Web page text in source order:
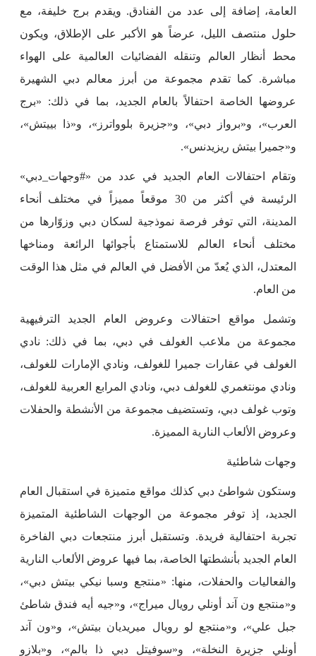
العامة، إضافة إلى عدد من الفنادق. ويقدم برج خليفة، مع
حلول منتصف الليل، عرضاً هو الأكبر على الإطلاق، ويكون
محط أنظار العالم وتنقله الفضائيات العالمية على الهواء
مباشرة. كما تقدم مجموعة من أبرز معالم دبي الشهيرة
عروضها الخاصة احتفالاً بالعام الجديد، بما في ذلك: «برج
العرب»، و«برواز دبي»، و«جزيرة بلوواترز»، و«ذا بييتش»،
و«جميرا بيتش ريزيدنس».
وتقام احتفالات العام الجديد في عدد من «#وجهات_دبي»
الرئيسة في أكثر من 30 موقعاً مميزاً في مختلف أنحاء
المدينة، التي توفر فرصة نموذجية لسكان دبي وزوّارها من
مختلف أنحاء العالم للاستمتاع بأجوائها الرائعة ومناخها
المعتدل، الذي يُعدّ من الأفضل في العالم في مثل هذا الوقت
من العام.
وتشمل مواقع احتفالات وعروض العام الجديد الترفيهية
مجموعة من ملاعب الغولف في دبي، بما في ذلك: نادي
الغولف في عقارات جميرا للغولف، ونادي الإمارات للغولف،
ونادي مونتغمري للغولف دبي، ونادي المرابع العربية للغولف،
وتوب غولف دبي، وتستضيف مجموعة من الأنشطة والحفلات
وعروض الألعاب النارية المميزة.
وجهات شاطئية
وستكون شواطئ دبي كذلك مواقع متميزة في استقبال العام
الجديد، إذ توفر مجموعة من الوجهات الشاطئية المتميزة
تجربة احتفالية فريدة. وتستقبل أبرز منتجعات دبي الفاخرة
العام الجديد بأنشطتها الخاصة، بما فيها عروض الألعاب النارية
والفعاليات والحفلات، منها: «منتجع وسبا نيكي بيتش دبي»،
و«منتجع ون آند أونلي رويال ميراج»، و«جيه أيه فندق شاطئ
جبل علي»، و«منتجع لو رويال ميريديان بيتش»، و«ون آند
أونلي جزيرة النخلة»، و«سوفيتل دبي ذا بالم»، و«بلازو